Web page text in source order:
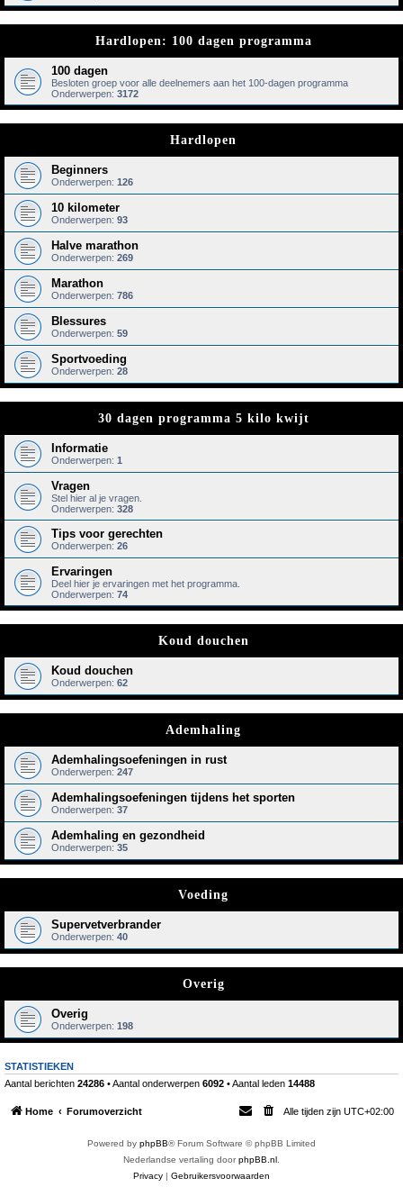
Hardlopen: 100 dagen programma
100 dagen
Besloten groep voor alle deelnemers aan het 100-dagen programma
Onderwerpen: 3172
Hardlopen
Beginners
Onderwerpen: 126
10 kilometer
Onderwerpen: 93
Halve marathon
Onderwerpen: 269
Marathon
Onderwerpen: 786
Blessures
Onderwerpen: 59
Sportvoeding
Onderwerpen: 28
30 dagen programma 5 kilo kwijt
Informatie
Onderwerpen: 1
Vragen
Stel hier al je vragen.
Onderwerpen: 328
Tips voor gerechten
Onderwerpen: 26
Ervaringen
Deel hier je ervaringen met het programma.
Onderwerpen: 74
Koud douchen
Koud douchen
Onderwerpen: 62
Ademhaling
Ademhalingsoefeningen in rust
Onderwerpen: 247
Ademhalingsoefeningen tijdens het sporten
Onderwerpen: 37
Ademhaling en gezondheid
Onderwerpen: 35
Voeding
Supervetverbrander
Onderwerpen: 40
Overig
Overig
Onderwerpen: 198
STATISTIEKEN
Aantal berichten 24286 • Aantal onderwerpen 6092 • Aantal leden 14488
Home Forumoverzicht Alle tijden zijn UTC+02:00
Powered by phpBB® Forum Software © phpBB Limited
Nederlandse vertaling doorphpBB.nl
Privacy | Gebruikersvoorwaarden